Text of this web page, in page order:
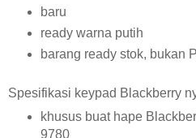
baru
ready warna putih
barang ready stok, bukan
Spesifikasi keypad Blackberry
khusus buat hape
9780